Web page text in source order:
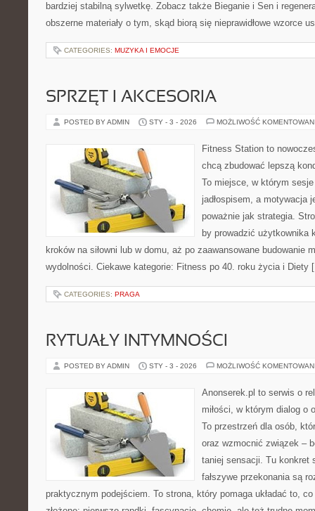
bardziej stabilną sylwetkę. Zobacz także Bieganie i Sen i
obszerne materiały o tym, skąd biorą się nieprawidłowe wzorce
CATEGORIES: MUZYKA I EMOCJE
SPRZĘT I AKCESORIA
POSTED BY ADMIN STY - 3 - 2026 MOŻLIWOŚĆ
Fitness Station to
chcą zbudować lepszą
To miejsce, w którym
jadłospisem, a motywacja
poważnie jak strategia.
by prowadzić użytkownika
kroków na siłowni lub w domu, aż po zaawansowane budowanie
wydolności. Ciekawe kategorie: Fitness po 40. roku życia i Diety
CATEGORIES: PRAGA
RYTUAŁY INTYMNOŚCI
POSTED BY ADMIN STY - 3 - 2026 MOŻLIWOŚĆ
Anonserek.pl to serwis o
miłości, w którym dialog o
To przestrzeń dla osób,
oraz wzmocnić związek –
taniej sensacji. Tu konkret
fałszywe przekonania są
praktycznym podejściem. To strona, który pomaga układać to,